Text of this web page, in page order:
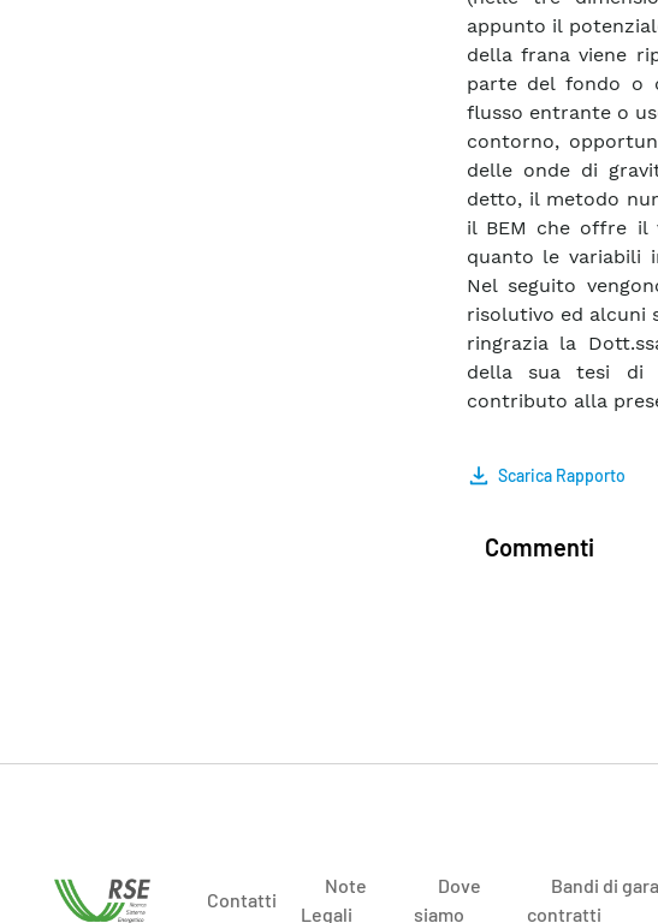
appunto il
della frana viene
parte del fondo o
flusso entrante o
contorno,
delle onde di
detto, il metodo
il BEM che offre il
quanto le variabili
Nel seguito
risolutivo ed alcuni
ringrazia la
della sua tesi di
contributo alla
Scarica Rapporto
Commenti
Contatti
Note
Legali
Dove
siamo
Bandi di
contratti